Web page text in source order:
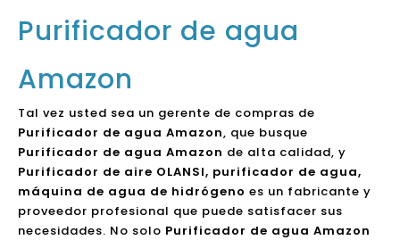
Purificador de agua
Amazon
Tal vez usted sea un gerente de compras de
Purificador de agua Amazon, que busque
Purificador de agua Amazon de alta calidad, y
Purificador de aire OLANSI, purificador de agua,
máquina de agua de hidrógeno es un fabricante y
proveedor profesional que puede satisfacer sus
necesidades. No solo Purificador de agua Amazon